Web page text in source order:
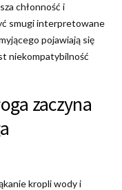
chłonność i
smugi interpretowane
pojawiają się
niekompatybilność
zaczyna
kropli wody i